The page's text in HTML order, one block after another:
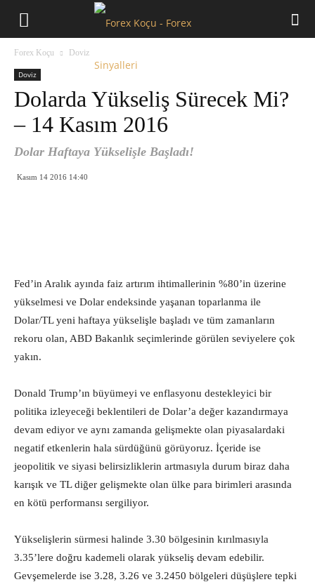
Forex Koçu Doviz
Doviz
Dolarda Yükseliş Sürecek Mi?
– 14 Kasım 2016
Dolar Haftaya Yükselişle Başladı!
Kasım 14 2016 14:40
Fed’in Aralık ayında faiz artırım ihtimallerinin %80’in üzerine
yükselmesi ve Dolar endeksinde yaşanan toparlanma ile
Dolar/TL yeni haftaya yükselişle başladı ve tüm zamanların
rekoru olan, ABD Bakanlık seçimlerinde görülen seviyelere çok
yakın.
Donald Trump’ın büyümeyi ve enflasyonu destekleyici bir
politika izleyeceği beklentileri de Dolar’a değer kazandırmaya
devam ediyor ve aynı zamanda gelişmekte olan piyasalardaki
negatif etkenlerin hala sürdüğünü görüyoruz. İçeride ise
jeopolitik ve siyasi belirsizliklerin artmasıyla durum biraz daha
karışık ve TL diğer gelişmekte olan ülke para birimleri arasında
en kötü performansı sergiliyor.
Yükselişlerin sürmesi halinde 3.30 bölgesinin kırılmasıyla
3.35’lere doğru kademeli olarak yükseliş devam edebilir.
Gevşemelerde ise 3.28, 3.26 ve 3.2450 bölgeleri düşüşlere tepki